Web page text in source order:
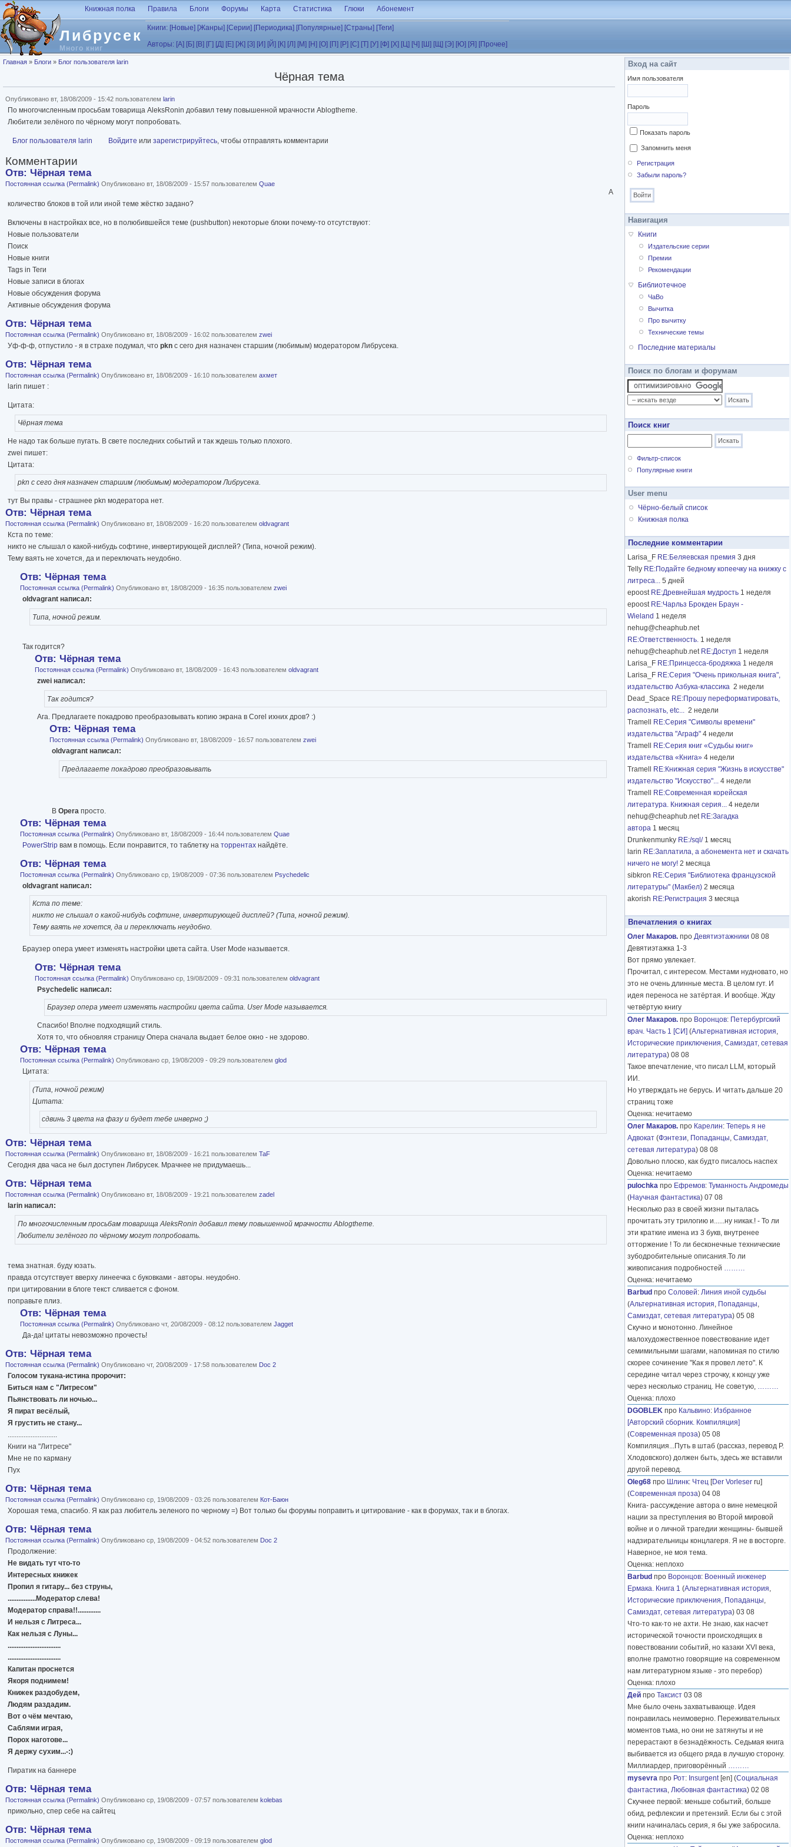
Перейти к основному содержанию
Либрусек
Много книг
Книжная полка Правила Блоги Форумы Карта Статистика Глюки Абонемент
Книги: [Новые] [Жанры] [Серии] [Периодика] [Популярные] [Страны] [Теги]
Авторы: [А] [Б] [В] [Г] [Д] [Е] [Ж] [З] [И] [Й] [К] [Л] [М] [Н] [О] [П] [Р] [С] [Т] [У] [Ф] [Х] [Ц] [Ч] [Ш] [Щ] [Э] [Ю] [Я] [Прочее]
Вы здесь
Главная » Блоги » Блог пользователя larin
Чёрная тема
Опубликовано вт, 18/08/2009 - 15:42 пользователем larin
По многочисленным просьбам товарища AleksRonin добавил тему повышенной мрачности Ablogtheme.
Любители зелёного по чёрному могут попробовать.
Блог пользователя larin Войдите или зарегистрируйтесь , чтобы отправлять комментарии
Комментарии
Отв: Чёрная тема
Постоянная ссылка (Permalink) Опубликовано вт, 18/08/2009 - 15:57 пользователем Quae
А
количество блоков в той или иной теме жёстко задано?
Включены в настройках все, но в полюбившейся теме (pushbutton) некоторые блоки почему-то отсутствуют:
Новые пользователи
Поиск
Новые книги
Tags in Теги
Новые записи в блогах
Новые обсуждения форума
Активные обсуждения форума
Отв: Чёрная тема
Постоянная ссылка (Permalink) Опубликовано вт, 18/08/2009 - 16:02 пользователем zwei
Уф-ф-ф, отпустило - я в страхе подумал, что pkn с сего дня назначен старшим (любимым) модератором Либрусека.
Отв: Чёрная тема
Постоянная ссылка (Permalink) Опубликовано вт, 18/08/2009 - 16:10 пользователем ахмет
larin пишет :
Цитата:
Чёрная тема
Не надо так больше пугать. В свете последних событий и так ждешь только плохого.
zwei пишет:
Цитата:
pkn с сего дня назначен старшим (любимым) модератором Либрусека.
тут Вы правы - страшнее pkn модератора нет.
Отв: Чёрная тема
Постоянная ссылка (Permalink) Опубликовано вт, 18/08/2009 - 16:20 пользователем oldvagrant
Кста по теме:
никто не слышал о какой-нибудь софтине, инвертирующей дисплей? (Типа, ночной режим).
Тему ваять не хочется, да и переключать неудобно.
Отв: Чёрная тема
Постоянная ссылка (Permalink) Опубликовано вт, 18/08/2009 - 16:35 пользователем zwei
oldvagrant написал:
Типа, ночной режим.
Так годится?
Отв: Чёрная тема
Постоянная ссылка (Permalink) Опубликовано вт, 18/08/2009 - 16:43 пользователем oldvagrant
zwei написал:
Так годится?
Ага. Предлагаете покадрово преобразовывать копию экрана в Corel ихних дров? :)
Отв: Чёрная тема
Постоянная ссылка (Permalink) Опубликовано вт, 18/08/2009 - 16:57 пользователем zwei
oldvagrant написал:
Предлагаете покадрово преобразовывать
В Opera просто.
Отв: Чёрная тема
Постоянная ссылка (Permalink) Опубликовано вт, 18/08/2009 - 16:44 пользователем Quae
PowerStrip вам в помощь. Если понравится, то таблетку на торрентах найдёте.
Отв: Чёрная тема
Постоянная ссылка (Permalink) Опубликовано ср, 19/08/2009 - 07:36 пользователем Psychedelic
oldvagrant написал:
Кста по теме:
никто не слышал о какой-нибудь софтине, инвертирующей дисплей? (Типа, ночной режим).
Тему ваять не хочется, да и переключать неудобно.
Браузер опера умеет изменять настройки цвета сайта. User Mode называется.
Отв: Чёрная тема
Постоянная ссылка (Permalink) Опубликовано ср, 19/08/2009 - 09:31 пользователем oldvagrant
Psychedelic написал:
Браузер опера умеет изменять настройки цвета сайта. User Mode называется.
Спасибо! Вполне подходящий стиль.
Хотя то, что обновляя страницу Опера сначала выдает белое окно - не здорово.
Отв: Чёрная тема
Постоянная ссылка (Permalink) Опубликовано ср, 19/08/2009 - 09:29 пользователем glod
Цитата:
(Типа, ночной режим)
Цитата:
сдвинь 3 цвета на фазу и будет тебе инверно ;)
Отв: Чёрная тема
Постоянная ссылка (Permalink) Опубликовано вт, 18/08/2009 - 16:21 пользователем TaF
Сегодня два часа не был доступен Либрусек. Мрачнее не придумаешь...
Отв: Чёрная тема
Постоянная ссылка (Permalink) Опубликовано вт, 18/08/2009 - 19:21 пользователем zadel
larin написал:
По многочисленным просьбам товарища AleksRonin добавил тему повышенной мрачности Ablogtheme.
Любители зелёного по чёрному могут попробовать.
тема знатная. буду юзать.
правда отсутствует вверху линеечка с буковками - авторы. неудобно.
при цитировании в блоге текст сливается с фоном.
поправьте плиз.
Отв: Чёрная тема
Постоянная ссылка (Permalink) Опубликовано чт, 20/08/2009 - 08:12 пользователем Jagget
Да-да! цитаты невозможно прочесть!
Отв: Чёрная тема
Постоянная ссылка (Permalink) Опубликовано чт, 20/08/2009 - 17:58 пользователем Doc 2
Голосом тукана-истина пророчит:
Биться нам с "Литресом"
Пьянствовать ли ночью...
Я пират весёлый,
Я грустить не стану...
Книги на "Литресе"
Мне не по карману
Пух
Отв: Чёрная тема
Постоянная ссылка (Permalink) Опубликовано ср, 19/08/2009 - 03:26 пользователем Кот-Баюн
Хорошая тема, спасибо. Я как раз любитель зеленого по черному =) Вот только бы форумы поправить и цитирование - как в форумах, так и в блогах.
Отв: Чёрная тема
Постоянная ссылка (Permalink) Опубликовано ср, 19/08/2009 - 04:52 пользователем Doc 2
Продолжение:
Не видать тут что-то
Интересных книжек
Пропил я гитару... без струны,
................Модератор слева!
Модератор справа!!.............
И нельзя с Литреса...
Как нельзя с Луны...
..............................
..............................
Капитан проснется
Якоря поднимем!
Книжек раздобудем,
Людям раздадим.
Вот о чём мечтаю,
Саблями играя,
Порох наготове...
Я держу сухим...-:)
Пиратик на баннере
Отв: Чёрная тема
Постоянная ссылка (Permalink) Опубликовано ср, 19/08/2009 - 07:57 пользователем kolebas
прикольно, спер себе на сайтец
Отв: Чёрная тема
Постоянная ссылка (Permalink) Опубликовано ср, 19/08/2009 - 09:19 пользователем glod
Вход на сайт
Имя пользователя
Пароль
Показать пароль
Запомнить меня
Регистрация
Забыли пароль?
Навигация
Книги
Издательские серии
Премии
Рекомендации
Библиотечное
ЧаВо
Вычитка
Про вычитку
Технические темы
Последние материалы
Поиск по блогам и форумам
Поиск книг
Фильтр-список
Популярные книги
User menu
Чёрно-белый список
Книжная полка
Последние комментарии
Larisa_F RE:Беляевская премия 3 дня
Telly RE:Подайте бедному копеечку на книжку с
литреса... 5 дней
epoost RE:Древнейшая мудрость 1 неделя
epoost RE:Чарльз Брокден Браун -
Wieland 1 неделя
nehug@cheaphub.net
RE:Ответственность. 1 неделя
nehug@cheaphub.net RE:Доступ 1 неделя
Larisa_F RE:Принцесса-бродяжка 1 неделя
Larisa_F RE:Серия "Очень прикольная книга",
издательство Азбука-классика 2 недели
Dead_Space RE:Прошу переформатировать,
распознать, etc... 2 недели
Tramell
RE:Серия "Символы времени"
издательства "Аграф" 4 недели
Tramell
RE:Серия книг «Судьбы книг»
издательства «Книга» 4 недели
Tramell
RE:Книжная серия "Жизнь в искусстве"
издательство "Искусство"... 4 недели
Tramell
RE:Современная корейская
литература. Книжная серия... 4 недели
nehug@cheaphub.net RE:Загадка
автора 1 месяц
Drunkenmunky RE:/sql/ 1 месяц
larin RE:Заплатила, а абонемента нет и скачать
ничего не могу! 2 месяца
sibkron RE:Серия "Библиотека французской
литературы" (Макбел) 2 месяца
akorish RE:Регистрация 3 месяца
Впечатления о книгах
Олег Макаров. про Девятиэтажники 08 08
Девятиэтажка 1-3
Вот прямо увлекает.
Прочитал, с интересом. Местами нудновато, но
это не очень длинные места. В целом гут. И
идея переноса не затёртая. И вообще. Жду
четвёртую книгу
Олег Макаров. про Воронцов: Петербургский
врач. Часть 1 [СИ] (Альтернативная история,
Исторические приключения, Самиздат, сетевая
литература) 08 08
Такое впечатление, что писал LLM, который
ИИ.
Но утверждать не берусь. И читать дальше 20
страниц тоже
Оценка: нечитаемо
Олег Макаров. про Карелин: Теперь я не
Адвокат (Фэнтези, Попаданцы, Самиздат,
сетевая литература) 08 08
Довольно плоско, как будто писалось наспех
Оценка: нечитаемо
pulochka про Ефремов: Туманность Андромеды
(Научная фантастика) 07 08
Несколько раз в своей жизни пыталась
прочитать эту трилогию и......ну никак.! - То ли
эти краткие имена из 3 букв, внутренее
отторжение ! То ли бесконечные технические
зубодробительные описания.То ли
живописания подробностей ………
Оценка: нечитаемо
Barbud про Соловей: Линия иной судьбы
(Альтернативная история, Попаданцы,
Самиздат, сетевая литература) 05 08
Скучно и монотонно. Линейное
малохудожественное повествование идет
семимильными шагами, напоминая по стилю
скорее сочинение "Как я провел лето". К
середине читал через строчку, к концу уже
через несколько страниц. Не советую, ………
Оценка: плохо
DGOBLEK про Кальвино: Избранное
[Авторский сборник. Компиляция]
(Современная проза) 05 08
Компиляция...Путь в штаб (рассказ, перевод Р.
Хлодовского) должен быть, здесь же вставили
другой перевод.
Oleg68 про Шлинк: Чтец [Der Vorleser ru]
(Современная проза) 04 08
Книга- рассуждение автора о вине немецкой
нации за преступления во Второй мировой
войне и о личной трагедии женщины- бывшей
надзирательницы концлагеря. Я не в восторге.
Наверное, не моя тема.
Оценка: неплохо
Barbud про Воронцов: Военный инженер
Ермака. Книга 1 (Альтернативная история,
Исторические приключения, Попаданцы,
Самиздат, сетевая литература) 03 08
Что-то как-то не ахти. Не знаю, как насчет
исторической точности происходящих в
повествовании событий, но казаки XVI века,
вполне грамотно говорящие на современном
нам литературном языке - это перебор)
Оценка: плохо
Дей про Таксист 03 08
Мне было очень захватывающе. Идея
понравилась неимоверно. Переживательных
моментов тьма, но они не затянуты и не
перерастают в безнадёжность. Седьмая книга
выбивается из общего ряда в лучшую сторону.
Миллиардер, приговорённый ………
mysevra про Рот: Insurgent[en] (Социальная
фантастика, Любовная фантастика) 02 08
Скучнее первой: меньше событий, больше
обид, рефлексии и претензий. Если бы с этой
книги начиналась серия, я бы уже забросила.
Оценка: неплохо